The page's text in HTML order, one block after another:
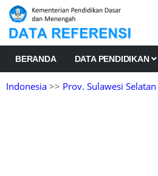
BERANDA DATA PENDIDIKAN
Indonesia >> Prov. Sulawesi Selatan